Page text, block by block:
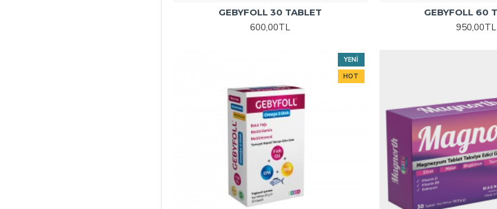
GEBYFOLL 30 TABLET
600,00TL
GEBYFOLL 60
950,00TL
YENI
HOT